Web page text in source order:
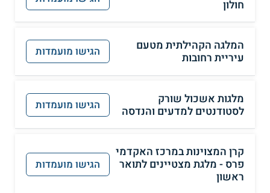
חולון
המלגה הקהילתית מטעם
עיריית רחובות
הגישו מועמדות
מלגות אשכול שורק
לסטודנטים למדעים והנדסה
הגישו מועמדות
קרן המצוינות במרכז האקדמי
פרס - מלגת מצטיינים לתואר
ראשון
הגישו מועמדות